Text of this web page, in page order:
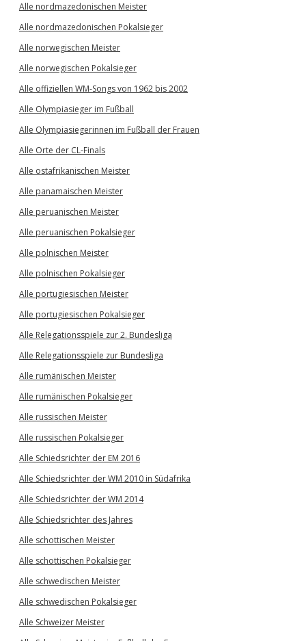
Alle nordmazedonischen Meister
Alle nordmazedonischen Pokalsieger
Alle norwegischen Meister
Alle norwegischen Pokalsieger
Alle offiziellen WM-Songs von 1962 bis 2002
Alle Olympiasieger im Fußball
Alle Olympiasiegerinnen im Fußball der Frauen
Alle Orte der CL-Finals
Alle ostafrikanischen Meister
Alle panamaischen Meister
Alle peruanischen Meister
Alle peruanischen Pokalsieger
Alle polnischen Meister
Alle polnischen Pokalsieger
Alle portugiesischen Meister
Alle portugiesischen Pokalsieger
Alle Relegationsspiele zur 2. Bundesliga
Alle Relegationsspiele zur Bundesliga
Alle rumänischen Meister
Alle rumänischen Pokalsieger
Alle russischen Meister
Alle russischen Pokalsieger
Alle Schiedsrichter der EM 2016
Alle Schiedsrichter der WM 2010 in Südafrika
Alle Schiedsrichter der WM 2014
Alle Schiedsrichter des Jahres
Alle schottischen Meister
Alle schottischen Pokalsieger
Alle schwedischen Meister
Alle schwedischen Pokalsieger
Alle Schweizer Meister